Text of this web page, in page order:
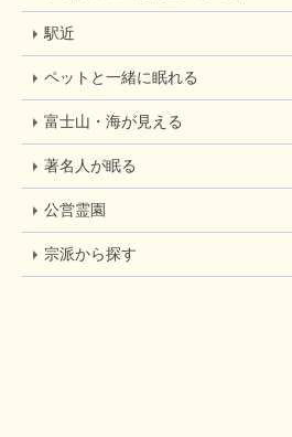
駅近
ペットと一緒に眠れる
富士山・海が見える
著名人が眠る
公営霊園
宗派から探す